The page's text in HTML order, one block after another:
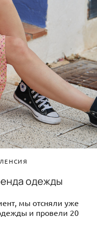
одежды
мы отсняли уже
и провели 20